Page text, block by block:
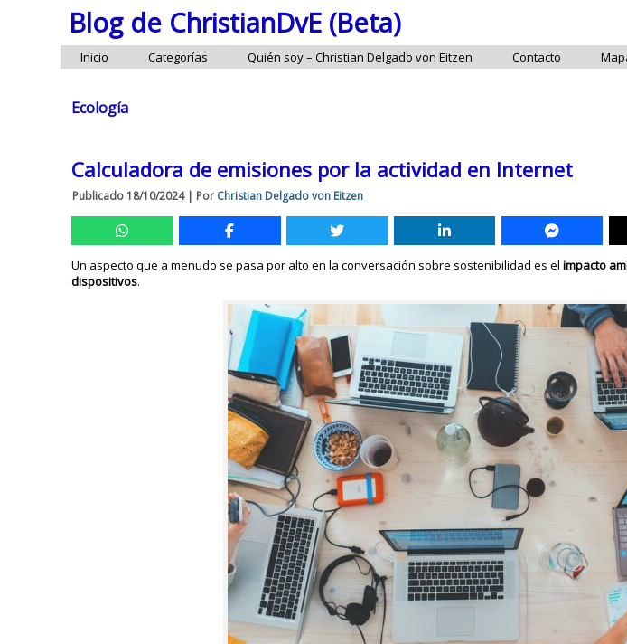
Blog de ChristianDvE (Beta)
Inicio Categorías Quién soy – Christian Delgado von Eitzen Contacto
Ecología
Calculadora de emisiones por la actividad en Internet
Publicado18/10/2024| Por Christian Delgado von Eitzen
Un aspecto que a menudo se pasa por alto en la conversación sobre sostenibilidad es elimpacto
dispositivos.